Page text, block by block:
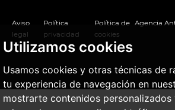
Utilizamos cookies
Usamos cookies y otras técnicas de
tu experiencia de navegación en
mostrarte contenidos personalizados
Aviso
legal
Política
privacidad
Política de
cookies
Agencia